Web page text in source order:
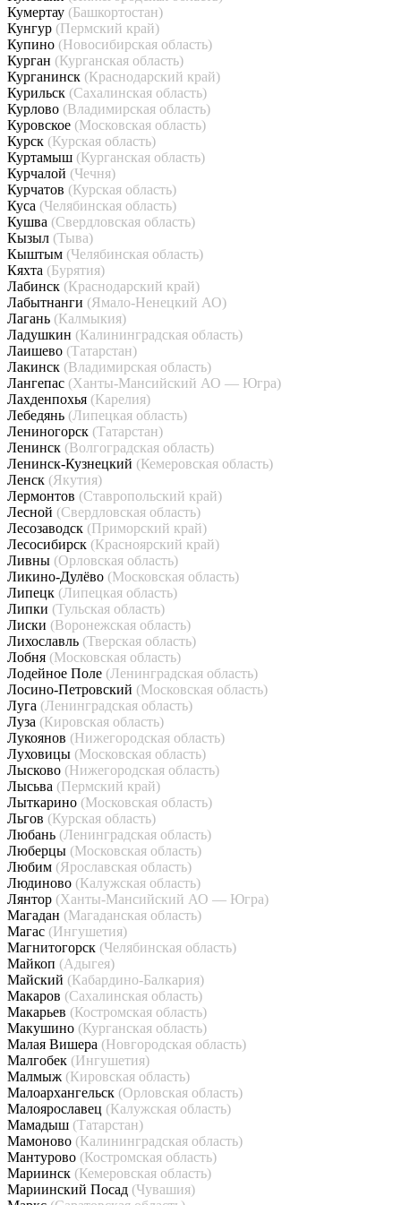
Кумертау (Башкортостан)
Кунгур (Пермский край)
Купино (Новосибирская область)
Курган (Курганская область)
Курганинск (Краснодарский край)
Курильск (Сахалинская область)
Курлово (Владимирская область)
Куровское (Московская область)
Курск (Курская область)
Куртамыш (Курганская область)
Курчалой (Чечня)
Курчатов (Курская область)
Куса (Челябинская область)
Кушва (Свердловская область)
Кызыл (Тыва)
Кыштым (Челябинская область)
Кяхта (Бурятия)
Лабинск (Краснодарский край)
Лабытнанги (Ямало-Ненецкий АО)
Лагань (Калмыкия)
Ладушкин (Калининградская область)
Лаишево (Татарстан)
Лакинск (Владимирская область)
Лангепас (Ханты-Мансийский АО — Югра)
Лахденпохья (Карелия)
Лебедянь (Липецкая область)
Лениногорск (Татарстан)
Ленинск (Волгоградская область)
Ленинск-Кузнецкий (Кемеровская область)
Ленск (Якутия)
Лермонтов (Ставропольский край)
Лесной (Свердловская область)
Лесозаводск (Приморский край)
Лесосибирск (Красноярский край)
Ливны (Орловская область)
Ликино-Дулёво (Московская область)
Липецк (Липецкая область)
Липки (Тульская область)
Лиски (Воронежская область)
Лихославль (Тверская область)
Лобня (Московская область)
Лодейное Поле (Ленинградская область)
Лосино-Петровский (Московская область)
Луга (Ленинградская область)
Луза (Кировская область)
Лукоянов (Нижегородская область)
Луховицы (Московская область)
Лысково (Нижегородская область)
Лысьва (Пермский край)
Лыткарино (Московская область)
Льгов (Курская область)
Любань (Ленинградская область)
Люберцы (Московская область)
Любим (Ярославская область)
Людиново (Калужская область)
Лянтор (Ханты-Мансийский АО — Югра)
Магадан (Магаданская область)
Магас (Ингушетия)
Магнитогорск (Челябинская область)
Майкоп (Адыгея)
Майский (Кабардино-Балкария)
Макаров (Сахалинская область)
Макарьев (Костромская область)
Макушино (Курганская область)
Малая Вишера (Новгородская область)
Малгобек (Ингушетия)
Малмыж (Кировская область)
Малоархангельск (Орловская область)
Малоярославец (Калужская область)
Мамадыш (Татарстан)
Мамоново (Калининградская область)
Мантурово (Костромская область)
Мариинск (Кемеровская область)
Мариинский Посад (Чувашия)